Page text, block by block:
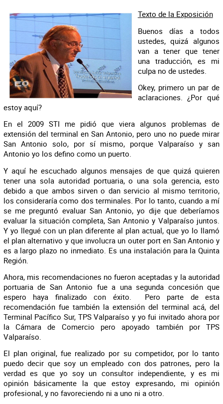
Texto de la Exposición
Buenos días a todos
ustedes, quizá algunos
van a tener que tener
una traducción, es mi
culpa no de ustedes.
Okey, primero un par de
aclaraciones. ¿Por qué
estoy aquí?
En el 2009 STI me pidió que viera algunos problemas de
extensión del terminal en San Antonio, pero uno no puede mirar
San Antonio solo, por sí mismo, porque Valparaíso y san
Antonio yo los defino como un puerto.
Y aquí he escuchado algunos mensajes de que quizá quieren
tener una sola autoridad portuaria, o una sola gerencia, esto
debido a que ambos sirven o dan servicio al mismo territorio,
los consideraría como dos terminales. Por lo tanto, cuando a mí
se me preguntó evaluar San Antonio, yo dije que deberíamos
evaluar la situación completa, San Antonio y Valparaíso juntos.
Y yo llegué con un plan diferente al plan actual, que yo lo llamó
el plan alternativo y que involucra un outer port en San Antonio y
es a largo plazo no inmediato. Es una instalación para la Quinta
Región.
Ahora, mis recomendaciones no fueron aceptadas y la autoridad
portuaria de San Antonio fue a una segunda concesión que
espero haya finalizado con éxito. Pero parte de esta
recomendación fue también la extensión del terminal acá, del
Terminal Pacífico Sur, TPS Valparaíso y yo fui invitado ahora por
la Cámara de Comercio pero apoyado también por TPS
Valparaíso.
El plan original, fue realizado por su competidor, por lo tanto
puedo decir que soy un empleado con dos patrones, pero la
verdad es que yo soy un consultor independiente, y es mi
opinión básicamente la que estoy expresando, mi opinión
profesional, y no favoreciendo ni a uno ni a otro.